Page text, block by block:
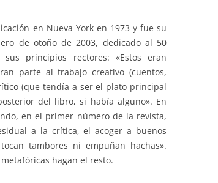
en Nueva York en 1973 y fue su
de otoño de 2003, dedicado al 50
principios rectores: «Estos eran
parte al trabajo creativo (cuentos,
(que tendía a ser el plato principal
del libro, si había alguno». En
en el primer número de la revista,
a la crítica, el acoger a buenos
tambores ni empuñan hachas».
hagan el resto.